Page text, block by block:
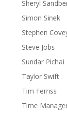
Sheryl
Simon Sinek
Stephen
Steve Jobs
Sundar Pichai
Taylor Swift
Tim Ferriss
Time